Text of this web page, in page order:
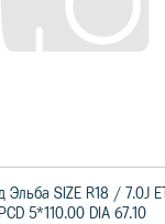
Эльба SIZE R18 / 7.0J
PCD 5*110.00 DIA 67.10